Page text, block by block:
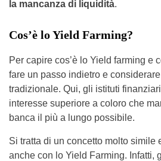
la mancanza di liquidità.
Cos’è lo Yield Farming?
Per capire cos’è lo Yield farming e
fare un passo indietro e
tradizionale. Qui, gli istituti
interesse superiore a coloro che
banca il più a lungo possibile.
Si tratta di un concetto molto simile
anche con lo Yield Farming. Infatti,